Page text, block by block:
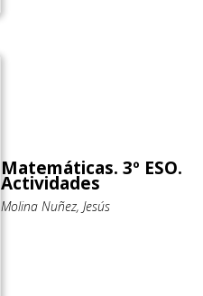
Matemáticas. 3º ESO.
Actividades
Molina Nuñez, Jesús